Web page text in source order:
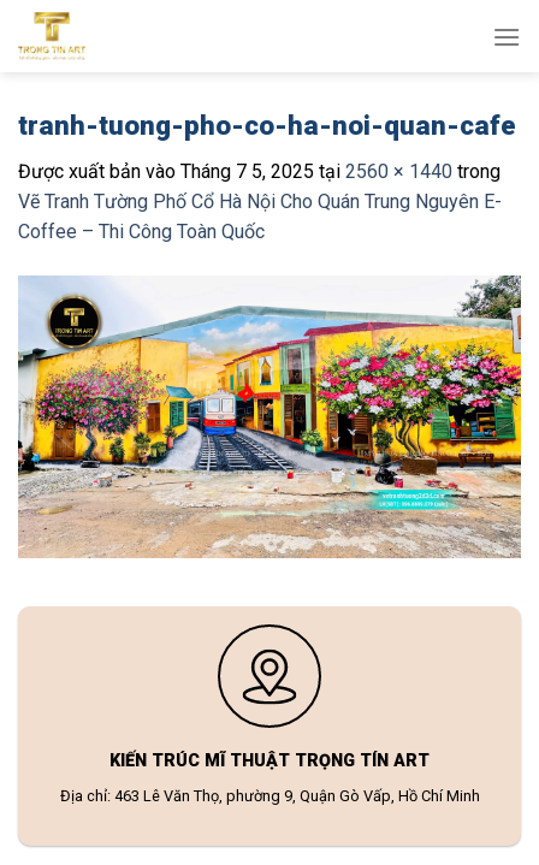
qua
tranh-tuong-pho-co-ha-noi-quan-cafe
Được xuất bản vào Tháng 7 5, 2025 tại 2560 × 1440 trong
Vẽ Tranh Tường Phố Cổ Hà Nội Cho Quán Trung Nguyên E-
Coffee – Thi Công Toàn Quốc
KIẾN TRÚC MĨ THUẬT TRỌNG TÍN ART
Địa chỉ: 463 Lê Văn Thọ, phường 9, Quận Gò Vấp, Hồ Chí Minh